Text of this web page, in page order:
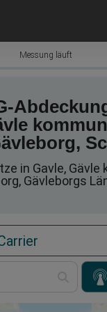
Messung läuft
in Gavle, Gävle
Gävleborgs